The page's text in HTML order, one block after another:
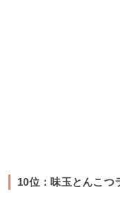
10位：味玉とんこつ